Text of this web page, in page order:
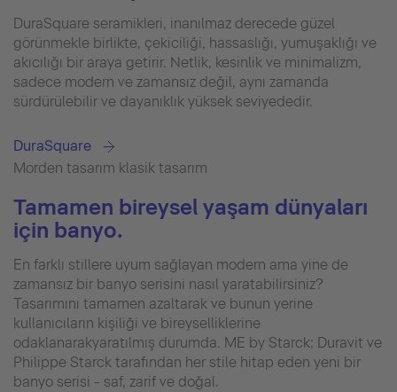
DuraSquare seramikleri, inanılmaz derecede güzel
görünmekle birlikte, çekiciliği, hassaslığı, yumuşaklığı ve
akıcılığı bir araya getirir. Netlik, kesinlik ve minimalizm,
sadece modern ve zamansız değil, aynı zamanda
sürdürülebilir ve dayanıklık yüksek seviyededir.
DuraSquare
Morden tasarım klasik tasarım
Tamamen bireysel yaşam dünyaları
için banyo.
En farklı stillere uyum sağlayan modern ama yine de
zamansız bir banyo serisini nasıl yaratabilirsiniz?
Tasarımını tamamen azaltarak ve bunun yerine
kullanıcıların kişiliği ve bireyselliklerine
odaklanarakyaratılmış durumda. ME by Starck: Duravit ve
Philippe Starck tarafından her stile hitap eden yeni bir
banyo serisi - saf, zarif ve doğal.